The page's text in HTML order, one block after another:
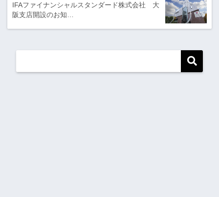
IFAファイナンシャルスタンダード株式会社 大
阪支店開設のお知…